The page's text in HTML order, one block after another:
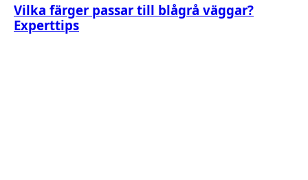
Vilka färger passar till blågrå väggar?
Experttips